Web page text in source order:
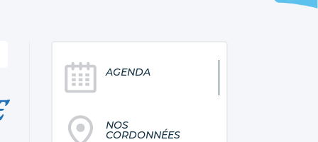
AGENDA
NOS
CORDONNÉES